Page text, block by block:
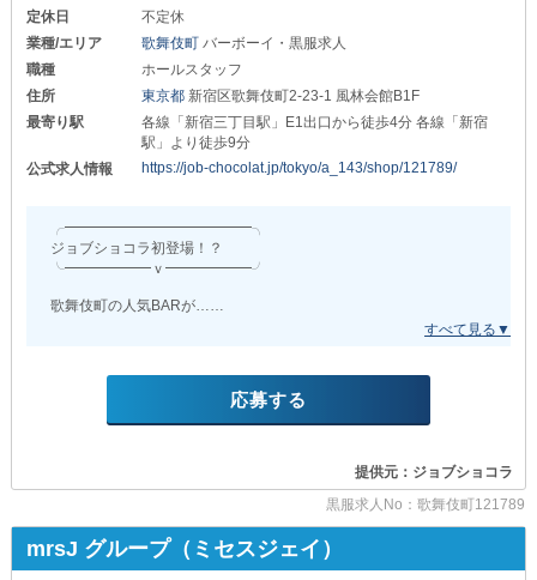
_/_/_/_/_/_/_/_/_/_/_/_/_/_/_/_/_/_/_/_/_/
┏━━━━━━━━━━━━━━━┓
❖給与システム❖
日給12,000円 ～
┗━━━━━━━━━━━━━━━┛
固定報酬で、未経験者さんでも
20代～50代まで幅広い年齢層が
経験の有無や前職に関係なく活躍中◎
・お車
③終了後はそのままご自宅へ直帰
定休日
不定休
業種/エリア
歌舞伎町 バーボーイ・黒服求人
職種
ホールスタッフ
住所
東京都 新宿区歌舞伎町2-23-1 風林会館B1F
最寄り駅
各線「新宿三丁目駅」E1出口から徒歩4分 各線「新宿
駅」より徒歩9分
公式求人情報
https://job-chocolat.jp/tokyo/a_143/shop/121789/
╭━━━━━━━━━━━━━╮
ジョブショコラ初登場！？
╰━━━━━━ｖ━━━━━━╯
歌舞伎町の人気BARが…
これらは全て問いません◎
当店は、丁寧な研修を始め
身構えたり萎縮したりすることなく
リラックスして働けます！
応募する
提供元：ジョブショコラ
黒服求人No：歌舞伎町121789
mrsJ グループ（ミセスジェイ）